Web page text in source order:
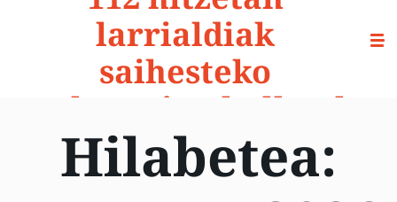
larrialdiak
saihesteko
prebentzio-aholkuak
Hilabetea: